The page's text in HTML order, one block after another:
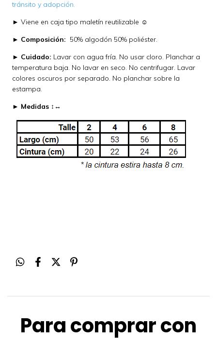
tránsito y adopción.
► Viene en caja tipo maletín reutilizable ☺
► Composición: 50% algodón 50% poliéster.
► Cuidado: Lavar con agua fría. No usar cloro. Planchar a
temperatura baja. No lavar en seco. No centrifugar. Lavar
colores oscuros por separado. No planchar sobre la
estampa.
► Medidas ↕↔
Para comprar con